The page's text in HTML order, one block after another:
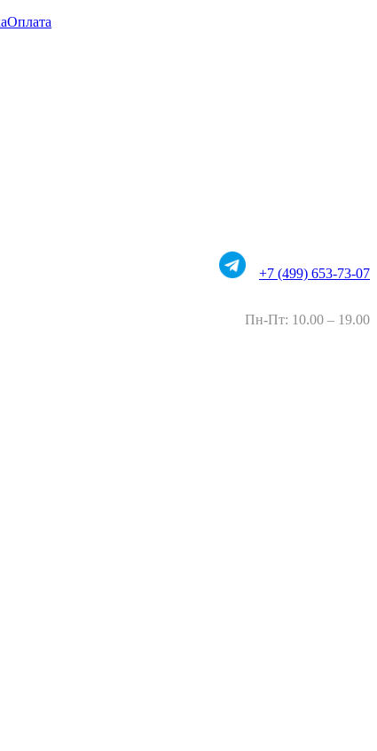
Оплата
+7 (499) 653-73-07
Пн-Пт: 10.00 – 19.00